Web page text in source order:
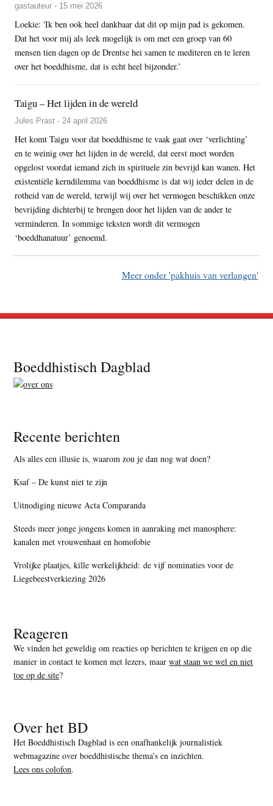
gastauteur - 15 mei 2026
Loekie: 'Ik ben ook heel dankbaar dat dit op mijn pad is gekomen.
Dat het voor mij als leek mogelijk is om met een groep van 60
mensen tien dagen op de Drentse hei samen te mediteren en te leren
over het boeddhisme, dat is echt heel bijzonder.’
Taigu – Het lijden in de wereld
Jules Prast - 24 april 2026
Het komt Taigu voor dat boeddhisme te vaak gaat over ‘verlichting’
en te weinig over het lijden in de wereld, dat eerst moet worden
opgelost voordat iemand zich in spirituele zin bevrijd kan wanen. Het
existentiële kerndilemma van boeddhisme is dat wij ieder delen in de
rotheid van de wereld, terwijl wij over het vermogen beschikken onze
bevrijding dichterbij te brengen door het lijden van de ander te
verminderen. In sommige teksten wordt dit vermogen
‘boeddhanatuur’ genoemd.
Meer onder 'pakhuis van verlangen'
Footer
Boeddhistisch Dagblad
Recente berichten
Als alles een illusie is, waarom zou je dan nog wat doen?
Ksaf – De kunst niet te zijn
Uitnodiging nieuwe Acta Comparanda
Steeds meer jonge jongens komen in aanraking met manosphere:
kanalen met vrouwenhaat en homofobie
Vrolijke plaatjes, kille werkelijkheid: de vijf nominaties voor de
Liegebeestverkiezing 2026
Reageren
We vinden het geweldig om reacties op berichten te krijgen en op die
manier in contact te komen met lezers, maarwat staan we wel en niet
toe op de site?
Over het BD
Het Boeddhistisch Dagblad is een onafhankelijk journalistiek
webmagazine over boeddhistische thema’s en inzichten.
Lees ons colofon.